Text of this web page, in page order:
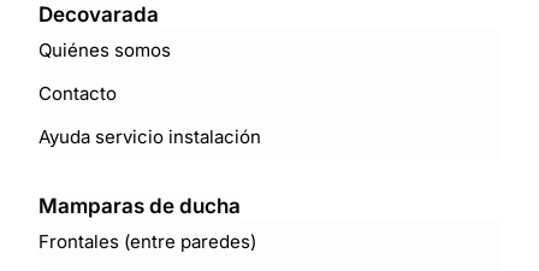
Decovarada
Quiénes somos
Contacto
Ayuda servicio instalación
Mamparas de ducha
Frontales (entre paredes)